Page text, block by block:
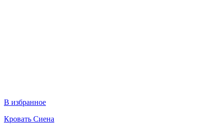
В избранное
Кровать Сиена